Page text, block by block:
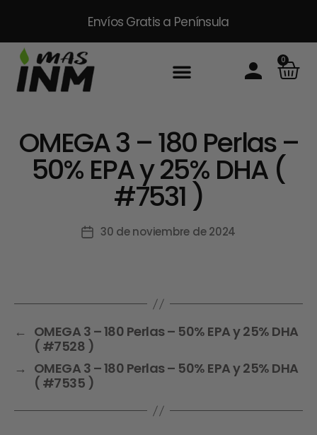
Envíos Gratis a Península
0
OMEGA 3 – 180 Perlas –
50% EPA y 25% DHA (
#7531 )
30 de noviembre de 2024
← OMEGA 3 – 180 Perlas – 50% EPA y 25% DHA
( #7528 )
→ OMEGA 3 – 180 Perlas – 50% EPA y 25% DHA
( #7535 )